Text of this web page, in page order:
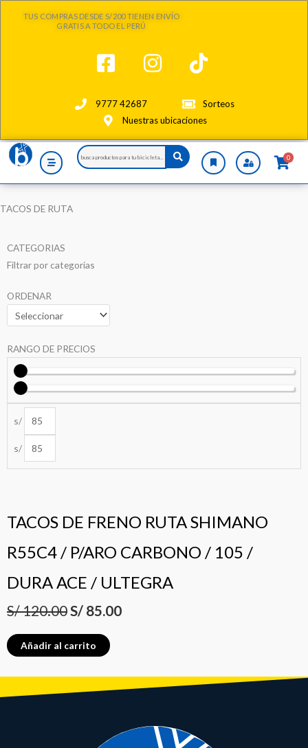
TUS COMPRAS DESDE S/200 TIENEN ENVÍO
GRATIS A TODO EL PERÚ
9777 42687
Sorteos
Nuestras ubicaciones
Search
...
0
TACOS DE RUTA
CATEGORIAS
Filtrar por categorias
ORDENAR
RANGO DE PRECIOS
s/
s/
TACOS DE FRENO RUTA SHIMANO
R55C4 / P/ARO CARBONO / 105 /
DURA ACE / ULTEGRA
S/120.00
precio
original
era:
S/ 120.00.
S/ 85.00
precio
actual
es:
S/ 85.00.
Añadir al carrito